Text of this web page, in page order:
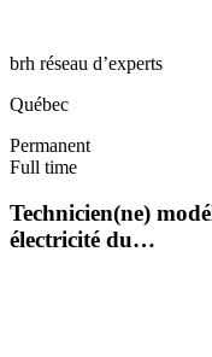
brh réseau d’experts
Québec
Permanent
Full time
Technicien(ne)
électricité du…